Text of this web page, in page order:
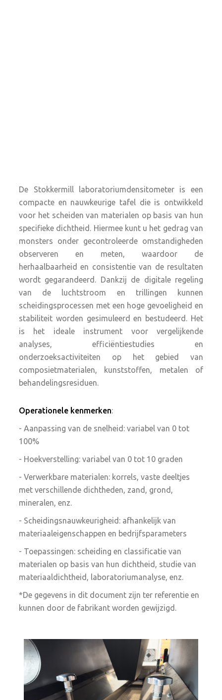
De Stokkermill laboratoriumdensitometer is een
compacte en nauwkeurige tafel die is ontwikkeld
voor het scheiden van materialen op basis van hun
specifieke dichtheid. Hiermee kunt u het gedrag van
monsters onder gecontroleerde omstandigheden
observeren en meten, waardoor de
herhaalbaarheid en consistentie van de resultaten
wordt gegarandeerd. Dankzij de digitale regeling
van de luchtstroom en trillingen kunnen
scheidingsprocessen met een hoge gevoeligheid en
stabiliteit worden gesimuleerd en bestudeerd. Het
is het ideale instrument voor vergelijkende
analyses, efficiëntiestudies en
onderzoeksactiviteiten op het gebied van
composietmaterialen, kunststoffen, metalen of
behandelingsresiduen.
Operationele kenmerken:
- Aanpassing van de snelheid: variabel van 0 tot
100%
- Hoekverstelling: variabel van 0 tot 10 graden
- Verwerkbare materialen: korrels, vaste deeltjes
met verschillende dichtheden, zand, grond,
mineralen, enz.
- Scheidingsnauwkeurigheid: afhankelijk van
materiaaleigenschappen en bedrijfsparameters
- Toepassingen: scheiding en classificatie van
materialen op basis van hun dichtheid, studie van
materiaaldichtheid, laboratoriumanalyse, enz.
*De gegevens in dit document zijn ter referentie en
kunnen door de fabrikant worden gewijzigd.